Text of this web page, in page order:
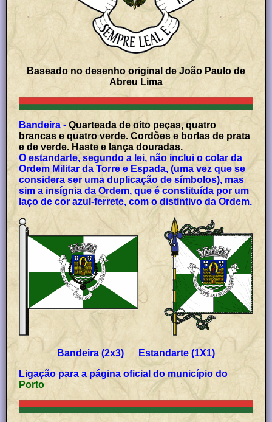
Baseado no desenho original de João Paulo de
Abreu Lima
Bandeira - Quarteada de oito peças, quatro
brancas e quatro verde. Cordões e borlas de prata
e de verde. Haste e lança douradas.
O estandarte, segundo a lei, não inclui o colar da
Ordem Militar da Torre e Espada, (uma vez que se
considera ser uma duplicação de símbolos), mas
sim a insígnia da Ordem, que é constituída por um
laço de cor azul-ferrete, com o distintivo da Ordem.
Bandeira (2x3) Estandarte (1X1)
Ligação para a página oficial do município do
Porto